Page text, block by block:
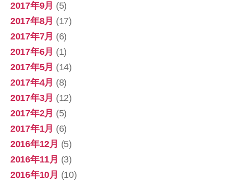
2017年9月 (5)
2017年8月 (17)
2017年7月 (6)
2017年6月 (1)
2017年5月 (14)
2017年4月 (8)
2017年3月 (12)
2017年2月 (5)
2017年1月 (6)
2016年12月 (5)
2016年11月 (3)
2016年10月 (10)